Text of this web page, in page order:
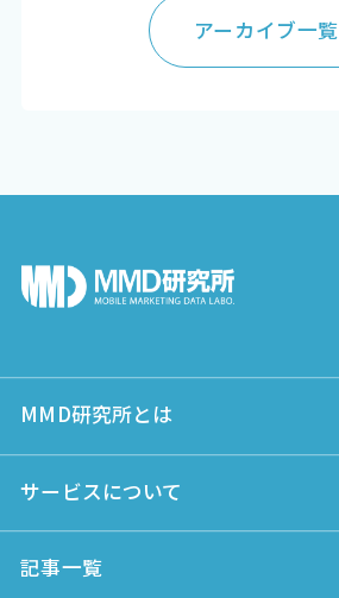
アーカイブ一覧
MMD研究所とは
サービスについて
記事一覧